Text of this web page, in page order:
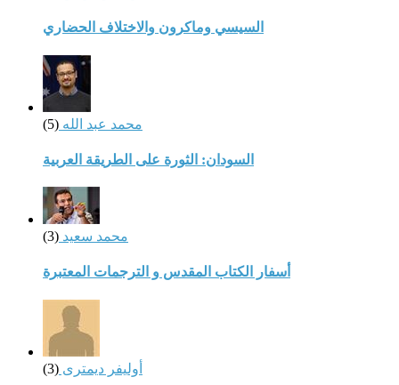
السيسي وماكرون والاختلاف الحضاري
محمد عبد الله (5)
السودان: الثورة على الطريقة العربية
محمد سعيد (3)
أسفار الكتاب المقدس و الترجمات المعتبرة
أوليفر ديمترى (3)